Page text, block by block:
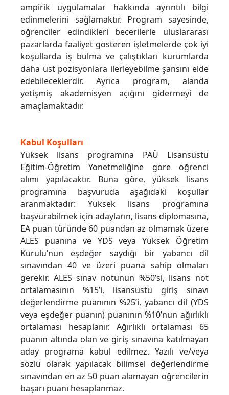
ampirik uygulamalar hakkında ayrıntılı bilgi
edinmelerini sağlamaktır. Program sayesinde,
öğrenciler edindikleri becerilerle uluslararası
pazarlarda faaliyet gösteren işletmelerde çok iyi
koşullarda iş bulma ve çalıştıkları kurumlarda
daha üst pozisyonlara ilerleyebilme şansını elde
edebileceklerdir. Ayrıca program, alanda
yetişmiş akademisyen açığını gidermeyi de
amaçlamaktadır.
Kabul Koşulları
Yüksek lisans programına PAÜ Lisansüstü
Eğitim-Öğretim Yönetmeliğine göre öğrenci
alımı yapılacaktır. Buna göre, yüksek lisans
programına başvuruda aşağıdaki koşullar
aranmaktadır: Yüksek lisans programına
başvurabilmek için adayların, lisans diplomasına,
EA puan türünde 60 puandan az olmamak üzere
ALES puanına ve YDS veya Yüksek Öğretim
Kurulu’nun eşdeğer saydığı bir yabancı dil
sınavından 40 ve üzeri puana sahip olmaları
gerekir. ALES sınav notunun %50’si, lisans not
ortalamasının %15’i, lisansüstü giriş sınavı
değerlendirme puanının %25’i, yabancı dil (YDS
veya eşdeğer puanın) puanının %10’nun ağırlıklı
ortalaması hesaplanır. Ağırlıklı ortalaması 65
puanın altında olan ve giriş sınavına katılmayan
aday programa kabul edilmez. Yazılı ve/veya
sözlü olarak yapılacak bilimsel değerlendirme
sınavından en az 50 puan alamayan öğrencilerin
başarı puanı hesaplanmaz.